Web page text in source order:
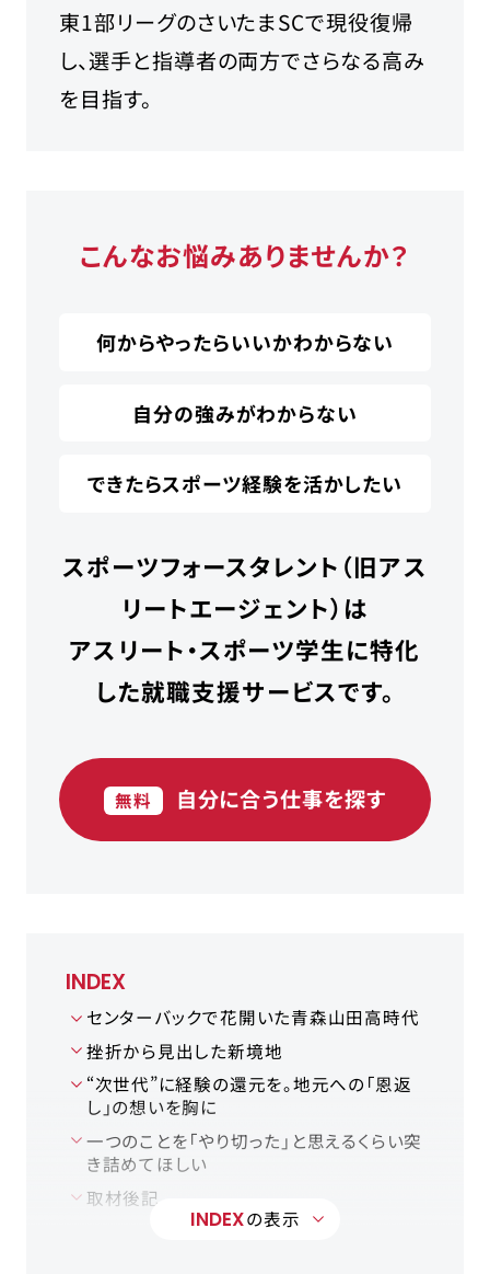
東1部リーグのさいたまSCで現役復帰
し、選手と指導者の両方でさらなる高み
を目指す。
こんなお悩みありませんか？
何からやったらいいかわからない
自分の強みがわからない
できたらスポーツ経験を活かしたい
スポーツフォースタレント（旧アス
リートエージェント）は
アスリート・スポーツ学生に特化
した就職支援サービスです。
無料 自分に合う仕事を探す
INDEX
センターバックで花開いた青森山田高時代
挫折から見出した新境地
“次世代”に経験の還元を。地元への「恩返
し」の想いを胸に
一つのことを「やり切った」と思えるくらい突
き詰めてほしい
取材後記
INDEXの表示